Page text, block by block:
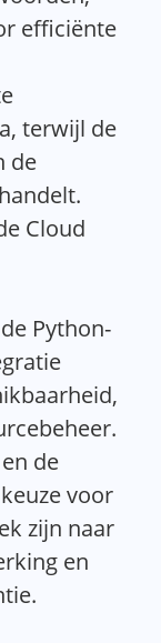
efficiënte
terwijl de
de
Cloud
Python-
de
voor
zijn naar
en